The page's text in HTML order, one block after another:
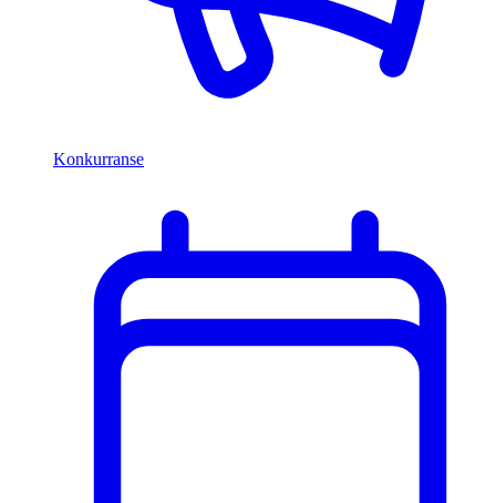
Konkurranse